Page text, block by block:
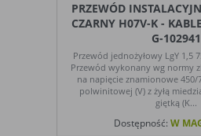
Nieszkodliwe obejmuje cookies:
- niezbędne do
- potrzebne do
funkcjonalności
działanie nie ma
śledzeniem
wykorzystywane
PRZEWÓD
CZARNY H07V-K -
G-102941
Przewód jednożyłowy LgY 1,5
Przewód wykonany wg normy
na napięcie znamionowe 450/
polwinitowej (V) z żyłą
giętką (K...
Dostępność: W